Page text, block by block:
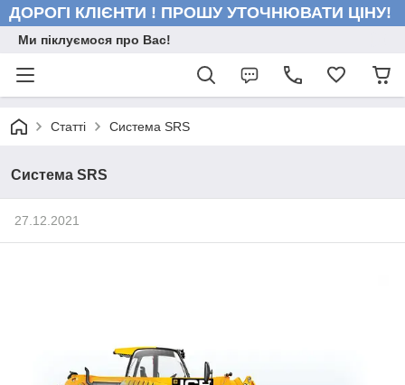
ДОРОГІ КЛІЄНТИ ! ПРОШУ УТОЧНЮВАТИ ЦІНУ!
Ми піклуємося про Вас!
Статті Система SRS
Система SRS
27.12.2021